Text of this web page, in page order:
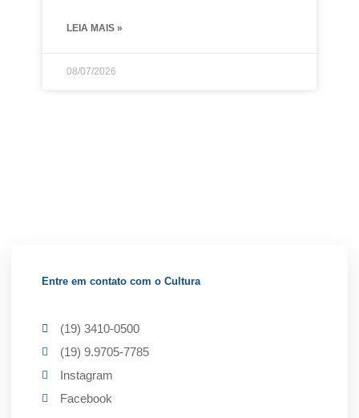
LEIA MAIS »
08/07/2026
Entre em contato com o Cultura
(19) 3410-0500
(19) 9.9705-7785
Instagram
Facebook